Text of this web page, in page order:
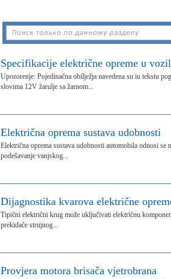
Specifikacije električne opreme u
Upozorenje: Pojedinačna obilježja navedena su iu tekstu
slovima 12V žarulje sa žarnom...
Električna oprema sustava udobnosti
Električna oprema sustava udobnosti automobila odnosi
podešavanje vanjskog...
Dijagnostika kvarova električne
Tipični električni krug može uključivati električnu
prekidače strujnog...
Provjera motora brisača vjetrobrana